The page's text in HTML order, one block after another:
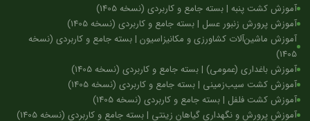
آموزش کشت پنبه | بسته جامع و کاربردی (نسخه 1405)
آموزش پرورش زنبور عسل | بسته جامع و کاربردی (نسخه 1405)
آموزش ماشین‌آلات کشاورزی و مکانیزاسیون | بسته جامع و کاربردی (نسخه
1405)
آموزش باغداری (عمومی) | بسته جامع و کاربردی (نسخه 1405)
آموزش کشت سیب‌زمینی | بسته جامع و کاربردی (نسخه 1405)
آموزش کشت فلفل | بسته جامع و کاربردی (نسخه 1405)
آموزش پرورش و نگهداری گیاهان زینتی | بسته جامع و کاربردی (نسخه 1405)